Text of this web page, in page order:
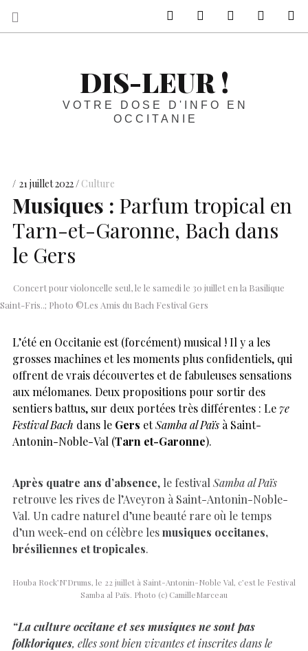
DIS-LEUR !
VOTRE DOSE D'INFO EN
OCCITANIE
21 juillet 2022 Culture
Musiques : Parfum tropical en
Tarn-et-Garonne, Bach dans
le Gers
Concert pour violoncelle seul, le le samedi le 30 juillet en la Basilique
Saint-Fris..; Photo ©Les Amis du Bach Festival Gers
L’été en Occitanie est (forcément) musical ! Il y a les
grosses machines et les moments plus confidentiels, qui
offrent de vrais découvertes et de fabuleuses sensations
aux mélomanes. Deux propositions pour sortir des
sentiers battus, sur deux portées très différentes : Le7e
Festival Bach dans le Gers etSamba al Païs à Saint-
Antonin-Noble-Val (Tarn et-Garonne).
Après quatre ans d’absence, le festival Samba al Païs
retrouve les rives de l’Aveyron à Saint-Antonin-Noble-
Val. Un cadre naturel d’une beauté rare où le temps
d’un week-end on célèbre lesmusiques occitanes,
brésiliennes et tropicales.
Houba Rock’N’Drums, le 22 juillet à Saint-Antonin-Noble Val, c’est le Festival
Samba al Païs. Photo (c) CamilleMarceau
“La culture occitane et ses musiques ne sont pas
folkloriques, elles sont bien vivantes et inscrites dans le